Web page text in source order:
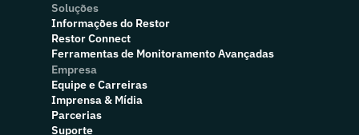
Soluções
Informações do Restor
Restor Connect
Ferramentas de Monitoramento Avançadas
Empresa
Equipe e Carreiras
Imprensa & Mídia
Parcerias
Suporte